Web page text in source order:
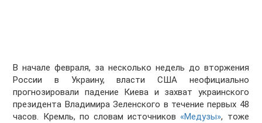
В начале февраля, за несколько недель до вторжения
России в Украину, власти США неофициально
прогнозировали падение Киева и захват украинского
президента Владимира Зеленского в течение первых 48
часов. Кремль, по словам источников «Медузы», тоже